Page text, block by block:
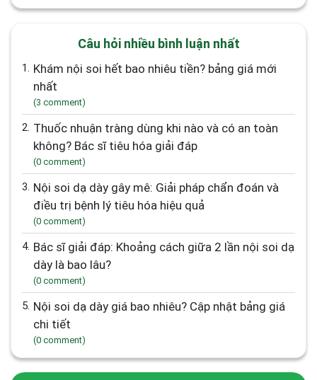
Câu hỏi nhiều bình luận nhất
1.
Khám nội soi hết bao nhiêu tiền? bảng giá mới
nhất
(3 comment)
2. Thuốc nhuận tràng dùng khi nào và có an toàn
không? Bác sĩ tiêu hóa giải đáp
(0 comment)
3. Nội soi dạ dày gây mê: Giải pháp chẩn đoán và
điều trị bệnh lý tiêu hóa hiệu quả
(0 comment)
4. Bác sĩ giải đáp: Khoảng cách giữa 2 lần nội soi dạ
dày là bao lâu?
(0 comment)
5. Nội soi dạ dày giá bao nhiêu? Cập nhật bảng giá
chi tiết
(0 comment)